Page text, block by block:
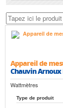
Appareil de
Chauvin Arnoux
Wattmètres
Type de produit